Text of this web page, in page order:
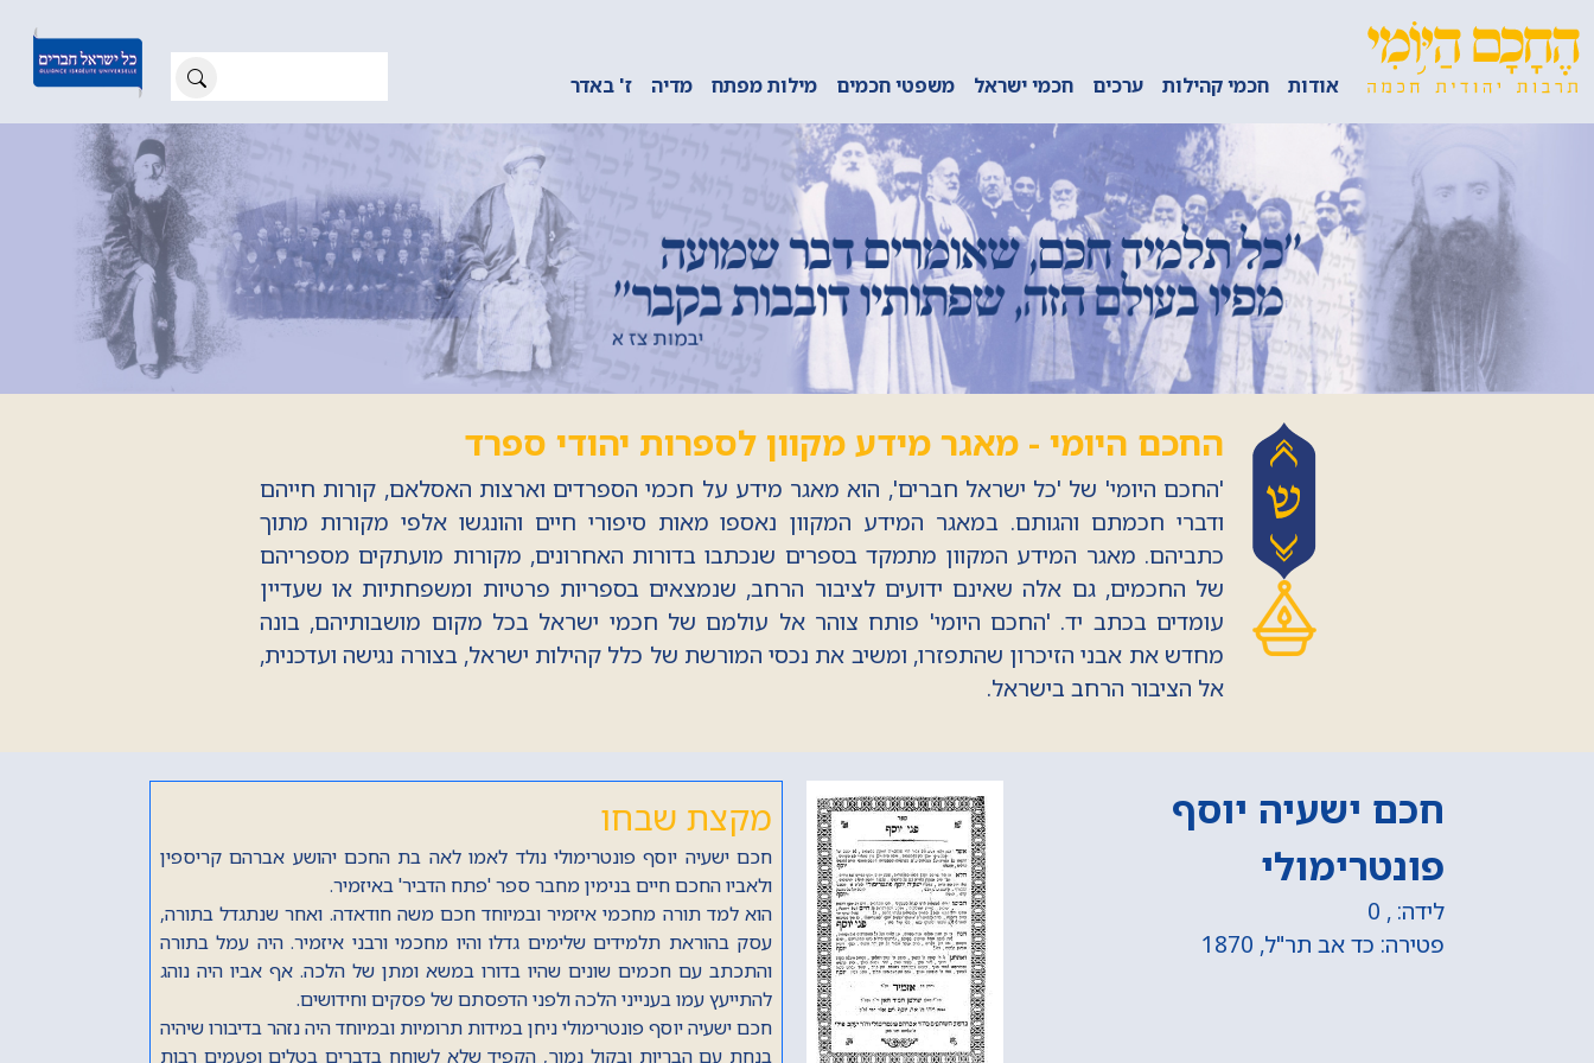
אודות חכמי קהילות ערכים חכמי ישראל משפטי חכמים מילות מפתח מדיה ז' באדר
החכם היומי - מאגר מידע מקוון לספרות יהודי ספרד
'החכם היומי' של 'כל ישראל חברים', הוא מאגר מידע על חכמי הספרדים וארצות האסלאם, קורות חייהם
ודברי חכמתם והגותם. במאגר המידע המקוון נאספו מאות סיפורי חיים והונגשו אלפי מקורות מתוך
כתביהם. מאגר המידע המקוון מתמקד בספרים שנכתבו בדורות האחרונים, מקורות מועתקים מספריהם
של החכמים, גם אלה שאינם ידועים לציבור הרחב, שנמצאים בספריות פרטיות ומשפחתיות או שעדיין
עומדים בכתב יד. 'החכם היומי' פותח צוהר אל עולמם של חכמי ישראל בכל מקום מושבותיהם, בונה
מחדש את אבני הזיכרון שהתפזרו, ומשיב את נכסי המורשת של כלל קהילות ישראל, בצורה נגישה ועדכנית,
אל הציבור הרחב בישראל.
חכם יצחק קובו
לידה: תק"ל, 1770
פטירה: כד אב תרי"ד, 1854
מקצת שבחו
הראשון לציון, חכם יצחק קובו נולד לאימו ולאביו חכם חזקיה יוסף קובו בשנת
תק"ל (1770) בירושלים.
גדל בתורה וביראה על ברכי סבו, הדיין חכם יצחק קובו (הראשון), שנפטר בשנת
תקס"ז (1807), ועל ברכי אביו, המקובל חכם חזקיה יוסף קובו, ראש ישיבת
המקובלים 'בית אל', שנפטר, בשליחותו למרוקו בשנת תקפ"ב (1822). יצא לטלטל
עצמו בצער הגלות אל ערי פולין, ואחר חזר לירושלים. נודע בשערים כתלמיד חכם,
וכבר בעודו צעיר, בשנת תקנ"ג (1793) החל לחתום על תקנות חכמי ירושלים.
בשנת תקע"ה (1815) יצא בשליחות כוללות ירושלים אל ערי טורקיה. באיזמיר